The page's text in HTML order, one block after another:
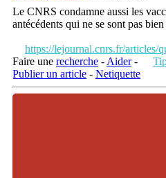
Le CNRS condamne aussi les
antécédents qui ne se sont pas
https://lejournal.cnrs.fr/articles/
Faire une recherche - Aider-
Publier un article - Netiquette